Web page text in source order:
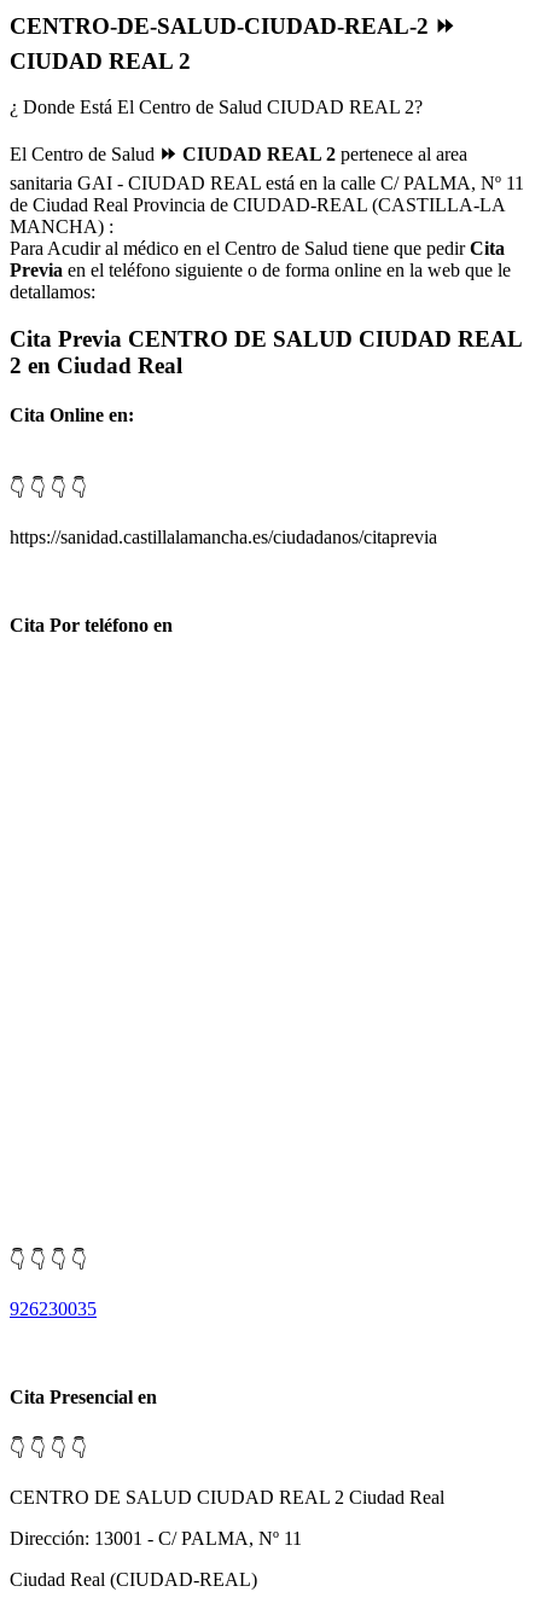
CENTRO-DE-SALUD-CIUDAD-REAL-2 ⏩
CIUDAD REAL 2
¿ Donde Está El Centro de Salud CIUDAD REAL 2?
El Centro de Salud ⏩ CIUDAD REAL 2 pertenece al area
sanitaria GAI - CIUDAD REAL está en la calle C/ PALMA, Nº 11
de Ciudad Real Provincia de CIUDAD-REAL (CASTILLA-LA
MANCHA) :
Para Acudir al médico en el Centro de Salud tiene que pedirCita
Previa en el teléfono siguiente o de forma online en la web que le
detallamos:
Cita Previa CENTRO DE SALUD CIUDAD REAL
2 en Ciudad Real
Cita Online en:
👇 👇 👇 👇
https://sanidad.castillalamancha.es/ciudadanos/citaprevia
Cita Por teléfono en
👇 👇 👇 👇
926230035
Cita Presencial en
👇 👇 👇 👇
CENTRO DE SALUD CIUDAD REAL 2 Ciudad Real
Dirección: 13001 - C/ PALMA, Nº 11
Ciudad Real (CIUDAD-REAL)